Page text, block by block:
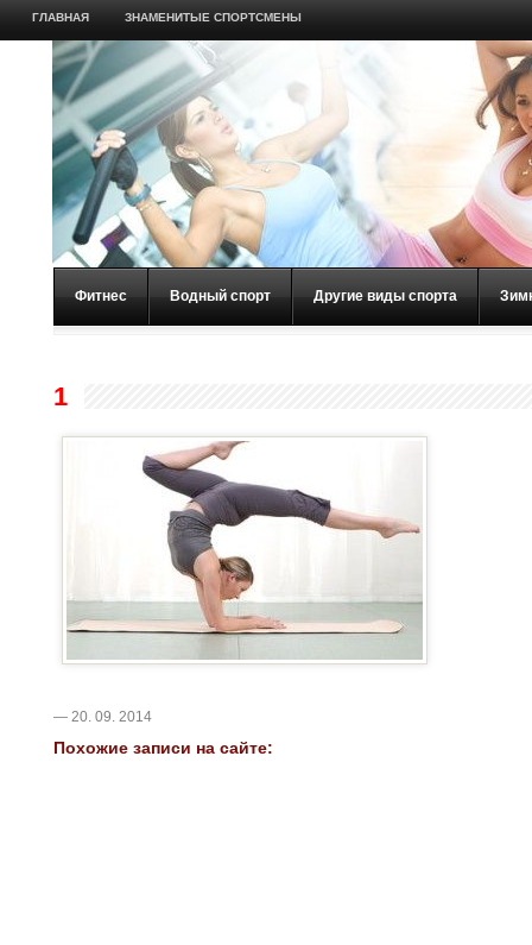
ГЛАВНАЯ ЗНАМЕНИТЫЕ СПОРТСМЕНЫ
Фитнес Водный спорт Другие виды спорта
1
— 20. 09. 2014
Похожие записи на сайте: